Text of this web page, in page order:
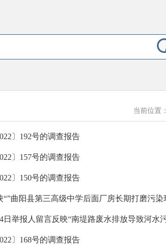
当前位置
〕192号的调查报告
〕157号的调查报告
〕150号的调查报告
“”曲阳县第三高级中学后面厂房长期打磨污
日举报人留言反映“南堤路废水排放导致河水
〕168号的调查报告